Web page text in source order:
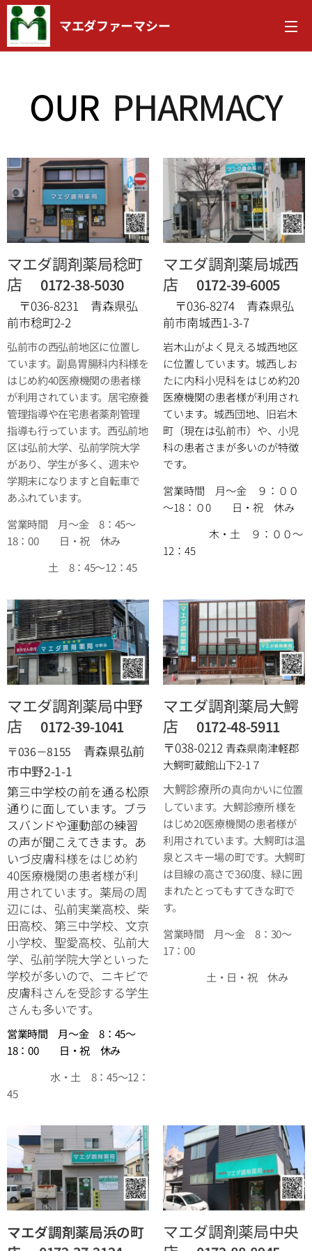
マエダファーマシー
OUR PHARMACY
マエダ調剤薬局稔町
店 0172-38-5030
〒036-8231 青森県弘
前市稔町2-2
弘前市の西弘前地区に位置し
ています。副島胃腸科内科様を
はじめ約40医療機関の患者様
が利用されています。居宅療養
管理指導や在宅患者薬剤管理
指導も行っています。西弘前地
区は弘前大学、弘前学院大学
があり、学生が多く、週末や
学期末になりますと自転車で
あふれています。
営業時間 月～金 8：45～
18：00 日・祝 休み
土 8：45～12：45
マエダ調剤薬局城西
店 0172-39-6005
〒036-8274 青森県弘
前市南城西1-3-7
岩木山がよく見える城西地区
に位置しています。城西しお
たに内科小児科をはじめ約20
医療機関の患者様が利用され
ています。城西団地、旧岩木
町（現在は弘前市）や、小児
科の患者さまが多いのが特徴
です。
営業時間 月～金 ９：００
～18：０0 日・祝 休み
木・土 ９：００～
12：45
マエダ調剤薬局中野
店 0172-39-1041
〒036－8155 青森県弘前
市中野2-1-1
第三中学校の前を通る松原
通りに面しています。ブラ
スバンドや運動部の練習
の声が聞こえてきます。あ
いづ皮膚科様をはじめ約
40医療機関の患者様が利
用されています。薬局の周
辺には、弘前実業高校、柴
田高校、第三中学校、文京
小学校、聖愛高校、弘前大
学、弘前学院大学といった
学校が多いので、ニキビで
皮膚科さんを受診する学生
さんも多いです。
営業時間 月～金 8：45～
18：00 日・祝 休み
水・土 8：45～12：
45
マエダ調剤薬局大鰐
店 0172-48-5911
〒038-0212 青森県南津軽郡
大鰐町蔵館山下2-1７
大鰐診療所の真向かいに位置
しています。大鰐診療所 様を
はじめ20医療機関の患者様が
利用されています。大鰐町は温
泉とスキー場の町です。大鰐町
は目線の高さで360度、緑に囲
まれたとってもすてきな町で
す。
営業時間 月～金 8：30～
17：00
土・日・祝 休み
マエダ調剤薬局浜の町
マエダ調剤薬局中央